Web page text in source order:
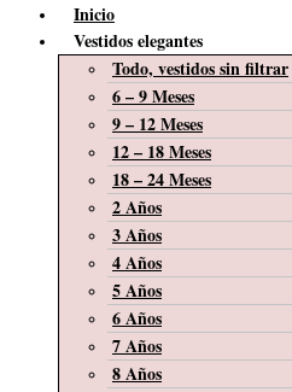
Inicio
Vestidos elegantes
Todo, vestidos sin filtrar
6 – 9 Meses
9 – 12 Meses
12 – 18 Meses
18 – 24 Meses
2 Años
3 Años
4 Años
5 Años
6 Años
7 Años
8 Años